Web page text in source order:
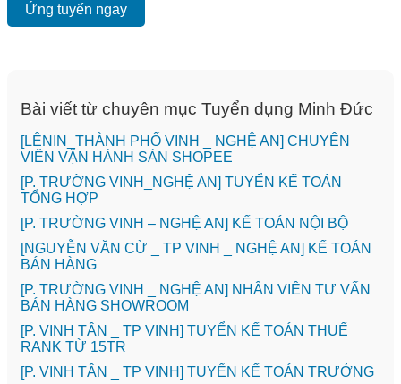
Ứng tuyển ngay
Bài viết từ chuyên mục Tuyển dụng Minh Đức
️[LÊNIN_THÀNH PHỐ VINH _ NGHỆ AN] CHUYÊN
VIÊN VẬN HÀNH SÀN SHOPEE
[P. TRƯỜNG VINH_NGHỆ AN] TUYỂN KẾ TOÁN
TỔNG HỢP
[P. TRƯỜNG VINH – NGHỆ AN] KẾ TOÁN NỘI BỘ
[NGUYỄN VĂN CỪ _ TP VINH _ NGHỆ AN] KẾ TOÁN
BÁN HÀNG
[P. TRƯỜNG VINH _ NGHỆ AN] NHÂN VIÊN TƯ VẤN
BÁN HÀNG SHOWROOM
[P. VINH TÂN _ TP VINH] TUYỂN KẾ TOÁN THUẾ
RANK TỪ 15TR
[P. VINH TÂN _ TP VINH] TUYỂN KẾ TOÁN TRƯỞNG